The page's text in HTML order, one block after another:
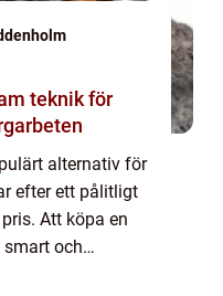
alternativ för
efter ett pålitligt
Att köpa en
och